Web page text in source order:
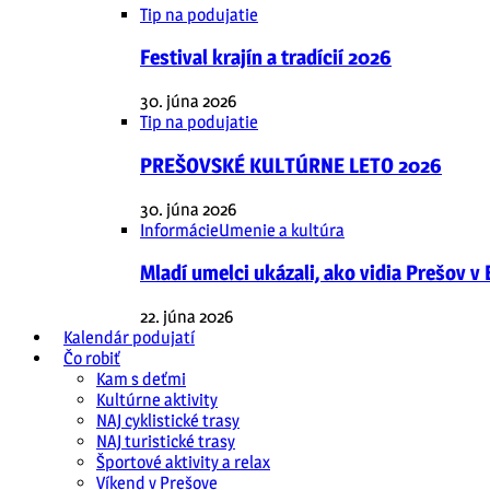
Tip na podujatie
Festival krajín a tradícií 2026
30. júna 2026
Tip na podujatie
PREŠOVSKÉ KULTÚRNE LETO 2026
30. júna 2026
InformácieUmenie a kultúra
Mladí umelci ukázali, ako vidia Prešov v
22. júna 2026
Kalendár podujatí
Čo robiť
Kam s deťmi
Kultúrne aktivity
NAJ cyklistické trasy
NAJ turistické trasy
Športové aktivity a relax
Víkend v Prešove